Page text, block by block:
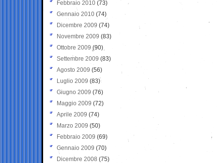
Febbraio 2010 (73)
Gennaio 2010 (74)
Dicembre 2009 (74)
Novembre 2009 (83)
Ottobre 2009 (90)
Settembre 2009 (83)
Agosto 2009 (56)
Luglio 2009 (83)
Giugno 2009 (76)
Maggio 2009 (72)
Aprile 2009 (74)
Marzo 2009 (50)
Febbraio 2009 (69)
Gennaio 2009 (70)
Dicembre 2008 (75)